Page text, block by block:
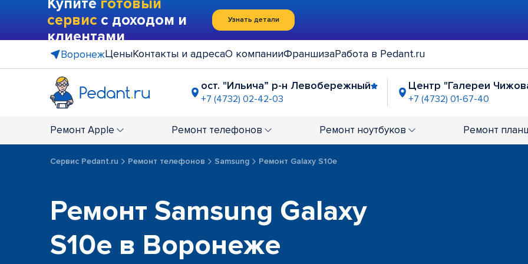
Купите готовый
сервис с доходом и
клиентами
Узнать детали
ВоронежЦеныКонтакты и адресаО компанииФраншизаРабота в Pedant.ru
ост. "Ильича” р-н Левобережный
+7 (4732) 02-42-03
Центр "Галереи
+7 (4732) 01-67-40
+7 (4732) 02-60-81 +7 (4732) 02-60-93 +7 (4732) 01-
ТРК "Арена"
+7 (4732) 02-33-67
Ремонт Apple Ремонт телефонов Ремонт ноутбуков Ремонт
Сервис Pedant.ru Ремонт телефонов Samsung Ремонт Galaxy S10e
Ремонт Samsung Galaxy
S10e в Воронеже